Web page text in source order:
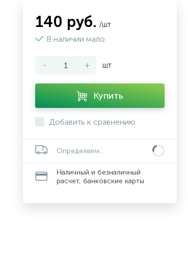
140 руб. /шт
В наличии мало
- + шт
Купить
Добавить к сравнению
Определяем...
Наличный и безналичный
расчет, банковские карты